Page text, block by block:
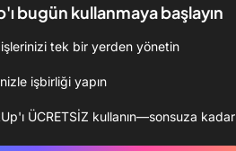
bugün kullanmaya başlayın
tek bir yerden yönetin
işbirliği yapın
ÜCRETSİZ kullanın—sonsuza kadar